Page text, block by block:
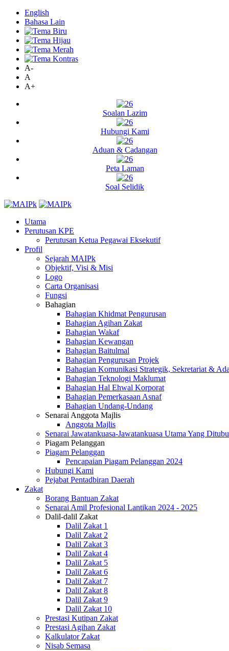
English
Bahasa Lain
A-
A
A+
Soalan Lazim
Hubungi Kami
Aduan & Cadangan
Peta Laman
Soal Selidik
Utama
Perutusan KPE
Perutusan Ketua Pegawai Eksekutif
Profil
Sejarah MAIPk
Objektif, Visi & Misi
Logo
Carta Organisasi
Fungsi
Bahagian
Bahagian Khidmat Pengurusan
Bahagian Agihan Zakat
Bahagian Wakaf
Bahagian Kewangan
Bahagian Baitulmal
Bahagian Pengurusan Projek
Bahagian Komunikasi Strategik, Sekretariat &
Bahagian Teknologi Maklumat
Bahagian Hal Ehwal Korporat
Bahagian Pemerkasaan Asnaf
Bahagian Undang-Undang
Senarai Anggota Majlis
Anggota Majlis
Senarai Jawatankuasa-Jawatankuasa Utama Yang
Piagam Pelanggan
Piagam Pelanggan
Pencapaian Piagam Pelanggan 2024
Hubungi Kami
Pejabat Pentadbiran Daerah
Zakat
Borang Bantuan Zakat
Senarai Amil Profesional Lantikan 2024 - 2025
Dalil-dalil Zakat
Dalil Zakat 1
Dalil Zakat 2
Dalil Zakat 3
Dalil Zakat 4
Dalil Zakat 5
Dalil Zakat 6
Dalil Zakat 7
Dalil Zakat 8
Dalil Zakat 9
Dalil Zakat 10
Prestasi Kutipan Zakat
Prestasi Agihan Zakat
Kalkulator Zakat
Nisab Semasa